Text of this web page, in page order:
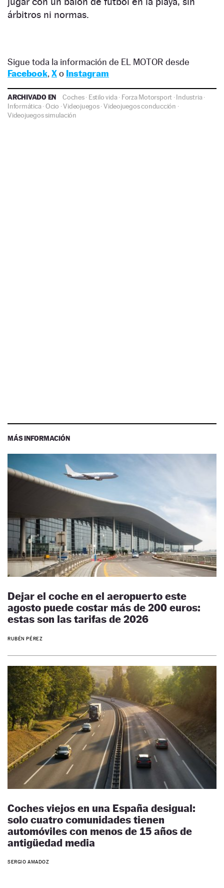
árbitros ni normas.
Sigue toda la información de EL MOTOR desde
Facebook, Xo Instagram
ARCHIVADO EN Coches· Estilo vida· Forza Motorsport ·Industria·
Informática·Ocio ·Videojuegos·Videojuegos conducción ·
Videojuegos simulación
MÁS INFORMACIÓN
Dejar el coche en el aeropuerto este
agosto puede costar más de 200 euros:
estas son las tarifas de 2026
RUBÉN PÉREZ
Coches viejos en una España desigual:
solo cuatro comunidades tienen
automóviles con menos de 15 años de
antigüedad media
SERGIO AMADOZ